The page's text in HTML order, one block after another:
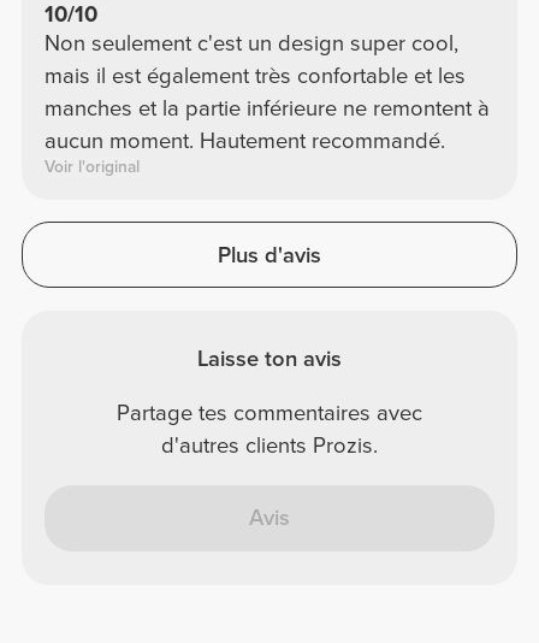
10/10
Non seulement c'est un design super cool,
mais il est également très confortable et les
manches et la partie inférieure ne remontent à
aucun moment. Hautement recommandé.
Voir l'original
Plus d'avis
Laisse ton avis
Partage tes commentaires avec
d'autres clients Prozis.
Avis